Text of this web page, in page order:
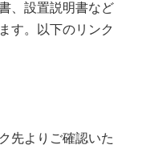
、設置説明書など
す。以下のリンク
先よりご確認いた